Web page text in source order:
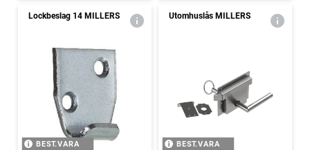
Lockbeslag 14 MILLERS
BEST.VARA
Utomhuslås MILLERS
BEST.VARA